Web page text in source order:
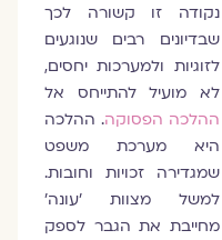
נקודה זו קשורה לכך
שבדיונים רבים שנוגעים
לזוגיות ולמערכות יחסים,
לא מועיל להתייחס אל
ההלכה הפסוקה. ההלכה
היא מערכת משפט
שמגדירה זכויות וחובות.
למשל מצוות 'עונה'
מחייבת את הגבר לספק